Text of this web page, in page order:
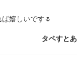
嬉しいです🌷
タペすとあ